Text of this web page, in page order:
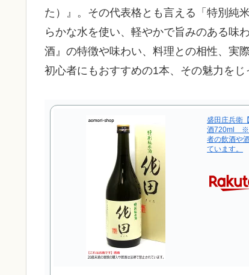
た）』。その代表格とも言える「特別純
らかな水を使い、軽やかで旨みのある味
酒』の特徴や味わい、料理との相性、実
初心者にもおすすめの1本、その魅力をじ
盛田庄兵衛
酒720ml ※
者の飲酒や
ています。